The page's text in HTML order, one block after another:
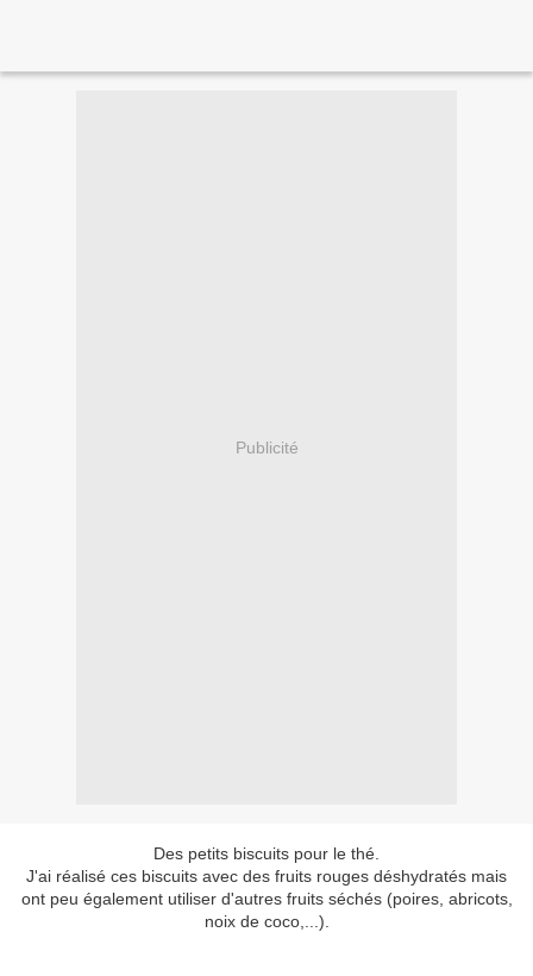
Publicité
Des petits biscuits pour le thé.
J'ai réalisé ces biscuits avec des fruits rouges déshydratés mais
ont peu également utiliser d'autres fruits séchés (poires, abricots,
noix de coco,...).